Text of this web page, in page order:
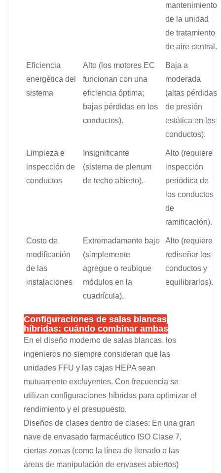
mantenimiento
de la unidad
de tratamiento
de aire central.
Eficiencia
energética del
sistema
Alto (los motores EC
funcionan con una
eficiencia óptima;
bajas pérdidas en los
conductos).
Baja a
moderada
(altas pérdidas
de presión
estática en los
conductos).
Limpieza e
inspección de
conductos
Insignificante
(sistema de plenum
de techo abierto).
Alto (requiere
inspección
periódica de
los conductos
de
ramificación).
Costo de
modificación
de las
instalaciones
Extremadamente bajo
(simplemente
agregue o reubique
módulos en la
cuadrícula).
Alto (requiere
rediseñar los
conductos y
equilibrarlos).
Configuraciones de salas blancas
híbridas: cuándo combinar ambas
En el diseño moderno de salas blancas, los
ingenieros no siempre consideran que las
unidades FFU y las cajas HEPA sean
mutuamente excluyentes. Con frecuencia se
utilizan configuraciones híbridas para optimizar el
rendimiento y el presupuesto.
Diseños de clases dentro de clases: En una gran
nave de envasado farmacéutico ISO Clase 7,
ciertas zonas (como la línea de llenado o las
áreas de manipulación de envases abiertos)